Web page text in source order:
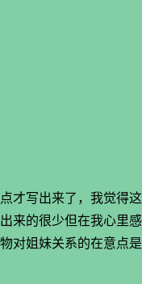
但是碰一下就开始抽
不到回应，想走又舍不
问题也没有解决真是无
风已经很久没有把商当
爱她，虽然她确实是尽
人情的矛盾感，再配上
感会杂在一起却解决不
互相折磨，回到二十年
后期想通了是再来好好
懂她懂做事目的而且又
，写小群像也没必要
用语是网路热梗我看
是我真的好出戏……说
人小互动还真有意思，
主导掌控感写出来了虽
，作者铺垫有点少没写
人设情节。后面剧情越
科幻了而我只想看俩人
鸟还是有点小窝囊真是
一点呢虽然性格底色是
是因为我是学生吧，看
才写出来了，我觉得这
来的很少但在我心里感
对姐妹关系的在意点是
飘的，特别是袁这个角